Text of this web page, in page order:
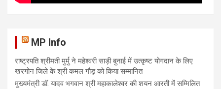
MP Info
राष्ट्रपति श्रीमती मुर्मु ने महेश्वरी साड़ी बुनाई में उत्कृष्ट योगदान के लिए
खरगोन जिले के श्री कमल गौड़ को किया सम्मानित
मुख्यमंत्री डॉ. यादव भगवान श्री महाकालेश्‍वर की शयन आरती में सम्मिलित